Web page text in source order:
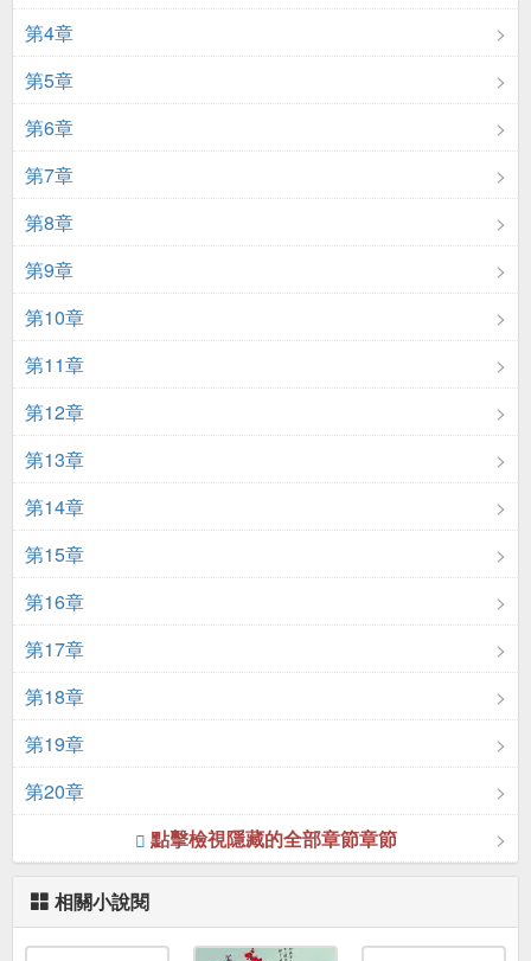
第4章
第5章
第6章
第7章
第8章
第9章
第10章
第11章
第12章
第13章
第14章
第15章
第16章
第17章
第18章
第19章
第20章
點擊檢視隱藏的全部章節章節
相關小說閱